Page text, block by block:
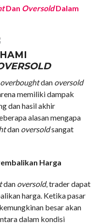
Dan OversoldDalam
overboughtdan oversold
memiliki dampak
dan hasil akhir
alasan mengapa
dan oversoldsangat
Harga
dan oversold, trader dapat
harga. Ketika pasar
besar akan
dalam kondisi